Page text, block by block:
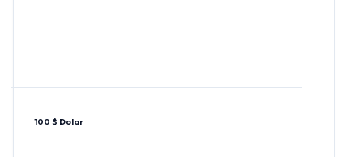
100 $ Dolar